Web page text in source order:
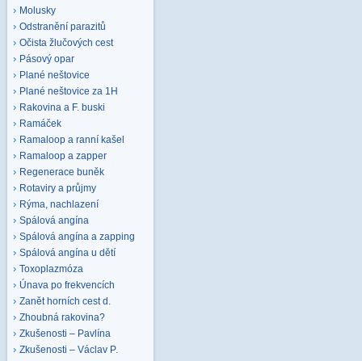
Molusky
Odstranění parazitů
Očista žlučových cest
Pásový opar
Plané neštovice
Plané neštovice za 1H
Rakovina a F. buski
Ramáček
Ramaloop a ranní kašel
Ramaloop a zapper
Regenerace buněk
Rotaviry a průjmy
Rýma, nachlazení
Spálová angína
Spálová angína a zapping
Spálová angína u dětí
Toxoplazmóza
Únava po frekvencích
Zanět horních cest d.
Zhoubná rakovina?
Zkušenosti – Pavlína
Zkušenosti – Václav P.